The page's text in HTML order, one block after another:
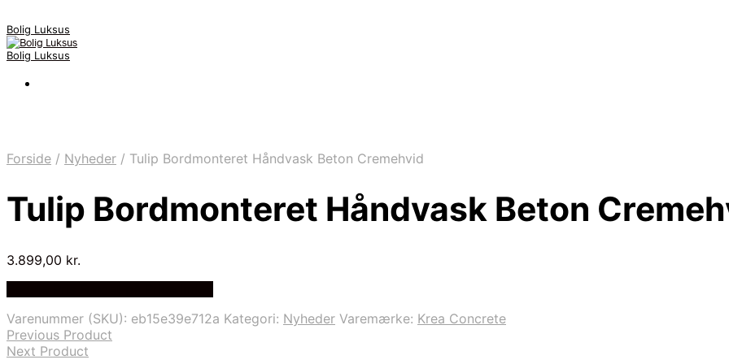
Bolig Luksus
Bolig Luksus
Forside / Nyheder / Tulip Bordmonteret Håndvask Beton Cremehvid
Tulip Bordmonteret Håndvask Beton
3.899,00 kr.
Varenummer (SKU): eb15e39e712a Kategori: Nyheder Varemærke: Krea Concrete
Previous Product
Next Product